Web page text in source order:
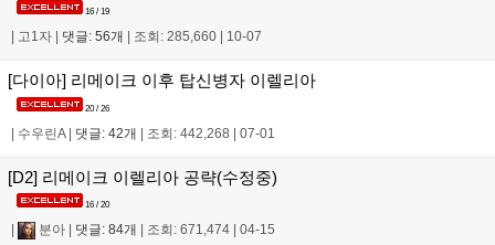
16 / 19
고1자 댓글: 56개 조회: 285,660 10-07
[다이아] 리메이크 이후 탑신병자 이렐리아
20 / 26
| 수우린A| 댓글: 42개 | 조회: 442,268 | 07-01
[D2] 리메이크 이렐리아 공략(수정중)
16 / 20
분아 댓글: 84개 조회: 671,474 04-15